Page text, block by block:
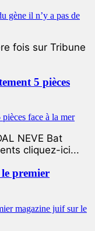
fois sur Tribune
5 pièces
NEVE Bat
cliquez-ici...
le premier